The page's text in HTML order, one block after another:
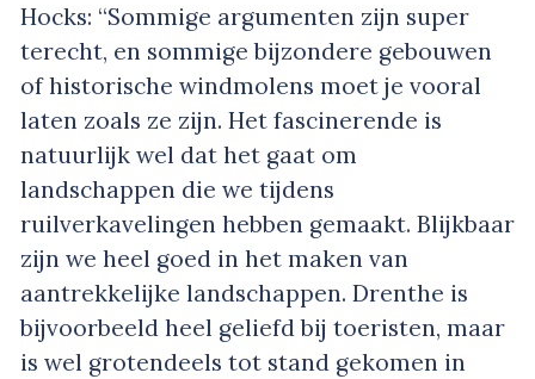
Hocks: “Sommige argumenten zijn super
terecht, en sommige bijzondere gebouwen
of historische windmolens moet je vooral
laten zoals ze zijn. Het fascinerende is
natuurlijk wel dat het gaat om
landschappen die we tijdens
ruilverkavelingen hebben gemaakt. Blijkbaar
zijn we heel goed in het maken van
aantrekkelijke landschappen. Drenthe is
bijvoorbeeld heel geliefd bij toeristen, maar
is wel grotendeels tot stand gekomen in